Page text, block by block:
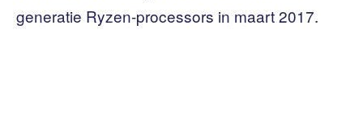
generatie Ryzen-processors in maart 2017.